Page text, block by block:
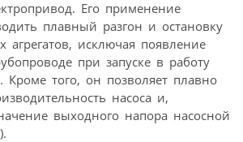
Его применение
плавный разгон и остановку
исключая появление
при запуске в работу
Кроме того, он позволяет плавно
насоса и,
выходного напора насосной